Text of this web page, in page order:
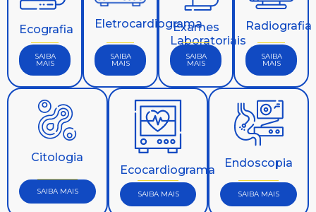
Ecografia
SAIBA
MAIS
Eletrocardiograma
SAIBA
MAIS
Exames
Laboratoriais
SAIBA
MAIS
Radiografia
SAIBA
MAIS
Citologia
SAIBA MAIS
Ecocardiograma
SAIBA MAIS
Endoscopia
SAIBA MAIS